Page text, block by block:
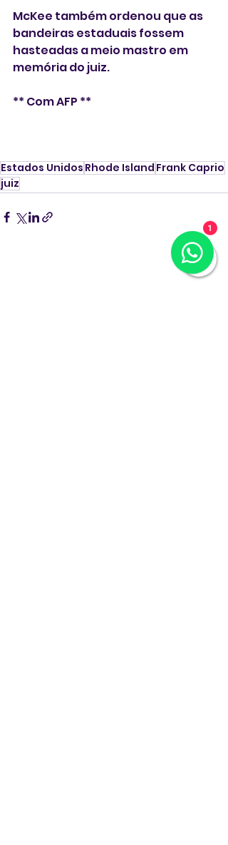
McKee também ordenou que as
bandeiras estaduais fossem
hasteadas a meio mastro em
memória do juiz.
** Com AFP **
Estados Unidos Rhode Island Frank Caprio
juiz
1